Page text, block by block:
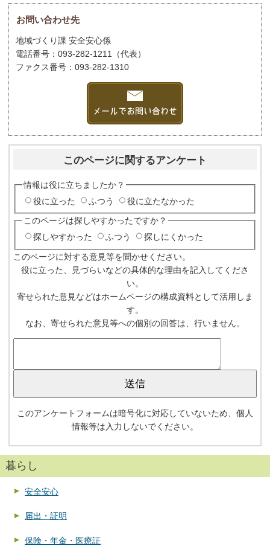
お問い合わせ先
地域づくり課 安全安心係
電話番号：093-282-1211（代表）
ファクス番号：093-282-1310
このページに関するアンケート
情報は役に立ちましたか？
役に立った
ふつう 役に立たなかった
このページは探しやすかったですか？
探しやすかった
ふつう 探しにくかった
このページに対する意見等を聞かせください。
役に立った、見づらいなどの具体的な理由を記入してくださ
い。
寄せられた意見などはホームページの構成資料として活用しま
す。
なお、寄せられた意見等への個別の回答は、行いません。
このアンケートフォームは暗号化に対応していないため、個人
情報等は入力しないでください。
暮らし
安全安心
届出・証明
保険・年金・医療証